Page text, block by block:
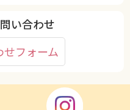
い合わせ
せフォーム